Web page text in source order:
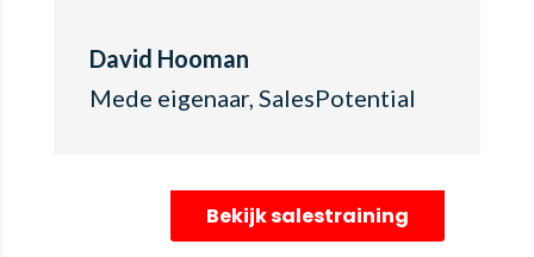
David Hooman
Mede eigenaar, SalesPotential
Bekijk salestraining